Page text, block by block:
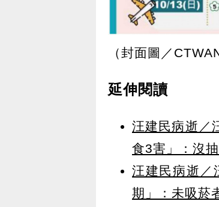
（封面圖／
延伸閱讀
汪建民病逝／
食3害」：沒
汪建民病逝／
期」：未吸菸